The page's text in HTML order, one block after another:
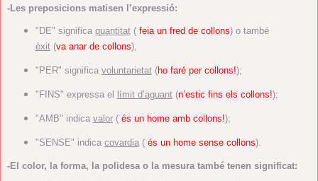
-Les preposicions matisen l’expressió:
"DE" significa quantitat(feia un fred de collons) o també
èxit(va anar de collons),
"PER" significa voluntarietat(ho faré per collons!);
"FINS" expressa el límit d’aguant(n’estic fins els collons!);
"AMB" indica valor(és un home amb collons!);
"SENSE" indica covardia(és un home sense collons).
-El color, la forma, la polidesa o la mesura també tenen significat: